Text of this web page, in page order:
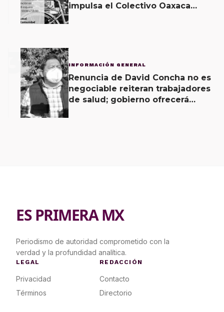
impulsa el Colectivo Oaxaca
3 INFORMACIÓN GENERAL
Renuncia de David Concha no es
negociable reiteran trabajadores
de salud; gobierno ofrecerá
ES PRIMERA MX
Periodismo de autoridad comprometido con la
verdad y la profundidad analítica.
LEGAL
Privacidad
Términos
REDACCIÓN
Contacto
Directorio